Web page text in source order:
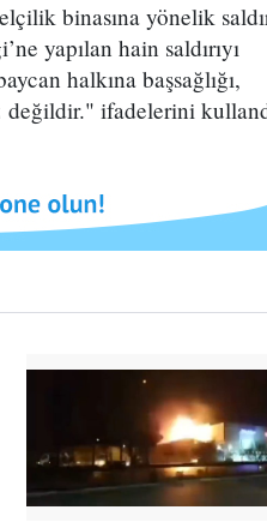
binasına yönelik
yapılan hain saldırıyı
halkına başsağlığı,
ifadelerini